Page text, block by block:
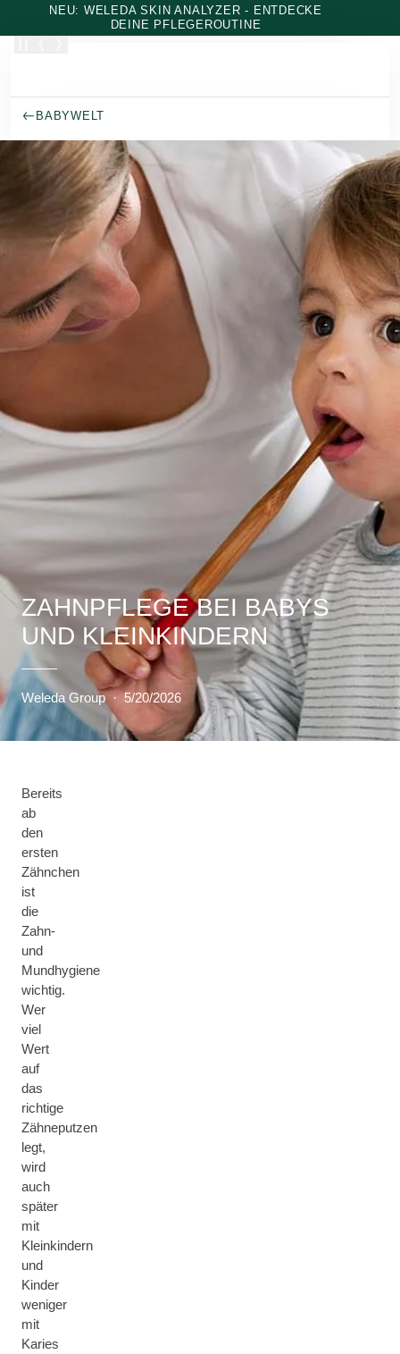
Zum Hauptinhalt wechseln
NEU: WELEDA SKIN ANALYZER - ENTDECKE
DEINE PFLEGEROUTINE
BABYWELT
ZAHNPFLEGE BEI BABYS
UND KLEINKINDERN
Weleda Group · 5/20/2026
Bereits
ab
den
ersten
Zähnchen
ist
die
Zahn-
und
Mundhygiene
wichtig.
Wer
viel
Wert
auf
das
richtige
Zähneputzen
legt,
wird
auch
später
mit
Kleinkindern
und
Kinder
weniger
mit
Karies